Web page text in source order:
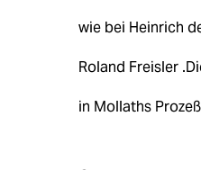
wie bei Heinrich
Roland Freisler
in Mollaths